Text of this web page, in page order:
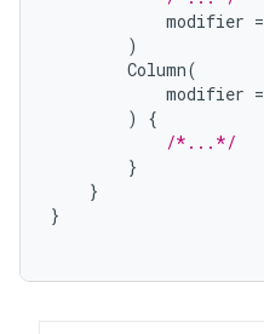
modifier =
)
Column(
modifier =
)
{
/*...*/
}
}
}